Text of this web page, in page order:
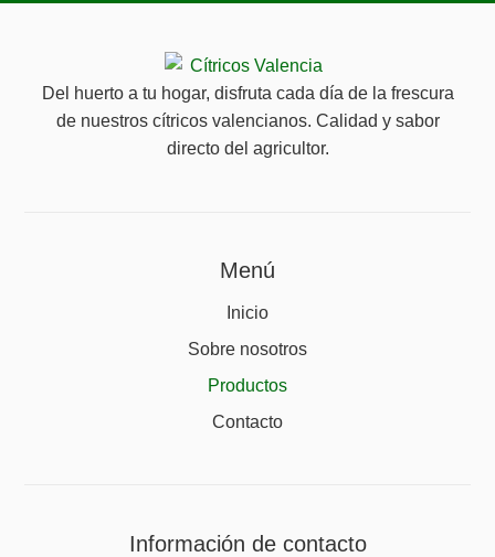
Del huerto a tu hogar, disfruta cada día de la frescura
de nuestros cítricos valencianos. Calidad y sabor
directo del agricultor.
Menú
Inicio
Sobre nosotros
Productos
Contacto
Información de contacto